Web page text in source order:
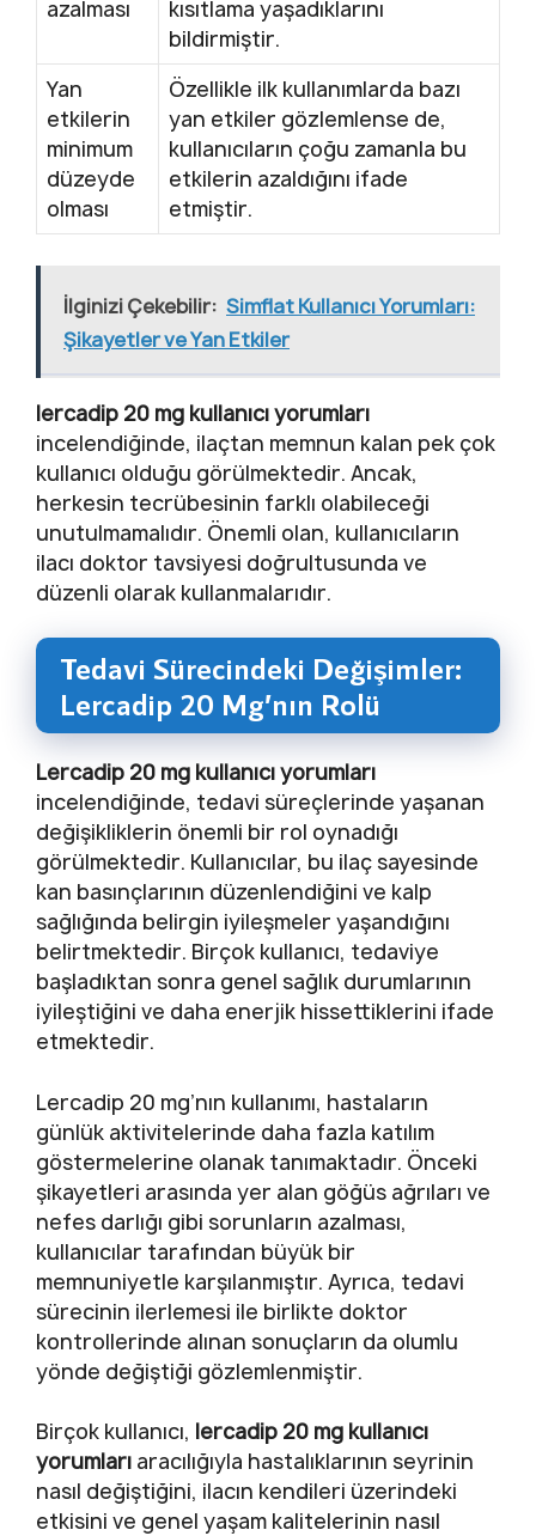
azalması
kısıtlama yaşadıklarını
bildirmiştir.
Yan
etkilerin
minimum
düzeyde
olması
Özellikle ilk kullanımlarda bazı
yan etkiler gözlemlense de,
kullanıcıların çoğu zamanla bu
etkilerin azaldığını ifade
etmiştir.
İlginizi Çekebilir: Simflat Kullanıcı Yorumları:
Şikayetler ve Yan Etkiler
lercadip 20 mg kullanıcı yorumları
incelendiğinde, ilaçtan memnun kalan pek çok
kullanıcı olduğu görülmektedir. Ancak,
herkesin tecrübesinin farklı olabileceği
unutulmamalıdır. Önemli olan, kullanıcıların
ilacı doktor tavsiyesi doğrultusunda ve
düzenli olarak kullanmalarıdır.
Tedavi Sürecindeki Değişimler:
Lercadip 20 Mg’nın Rolü
Lercadip 20 mg kullanıcı yorumları
incelendiğinde, tedavi süreçlerinde yaşanan
değişikliklerin önemli bir rol oynadığı
görülmektedir. Kullanıcılar, bu ilaç sayesinde
kan basınçlarının düzenlendiğini ve kalp
sağlığında belirgin iyileşmeler yaşandığını
belirtmektedir. Birçok kullanıcı, tedaviye
başladıktan sonra genel sağlık durumlarının
iyileştiğini ve daha enerjik hissettiklerini ifade
etmektedir.
Lercadip 20 mg’nın kullanımı, hastaların
günlük aktivitelerinde daha fazla katılım
göstermelerine olanak tanımaktadır. Önceki
şikayetleri arasında yer alan göğüs ağrıları ve
nefes darlığı gibi sorunların azalması,
kullanıcılar tarafından büyük bir
memnuniyetle karşılanmıştır. Ayrıca, tedavi
sürecinin ilerlemesi ile birlikte doktor
kontrollerinde alınan sonuçların da olumlu
yönde değiştiği gözlemlenmiştir.
Birçok kullanıcı, lercadip 20 mg kullanıcı
yorumları aracılığıyla hastalıklarının seyrinin
nasıl değiştiğini, ilacın kendileri üzerindeki
etkisini ve genel yaşam kalitelerinin nasıl